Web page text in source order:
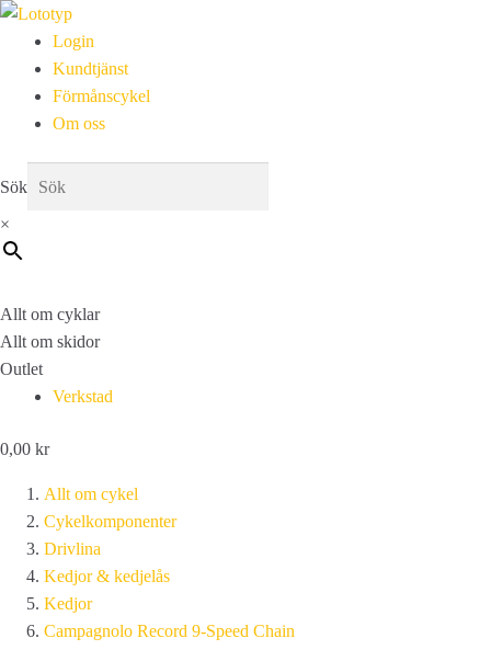
Login
Kundtjänst
Förmånscykel
Om oss
Sök
×
Allt om cyklar
Allt om skidor
Outlet
Verkstad
0,00 kr
Allt om cykel
Cykelkomponenter
Drivlina
Kedjor & kedjelås
Kedjor
Campagnolo Record 9-Speed Chain